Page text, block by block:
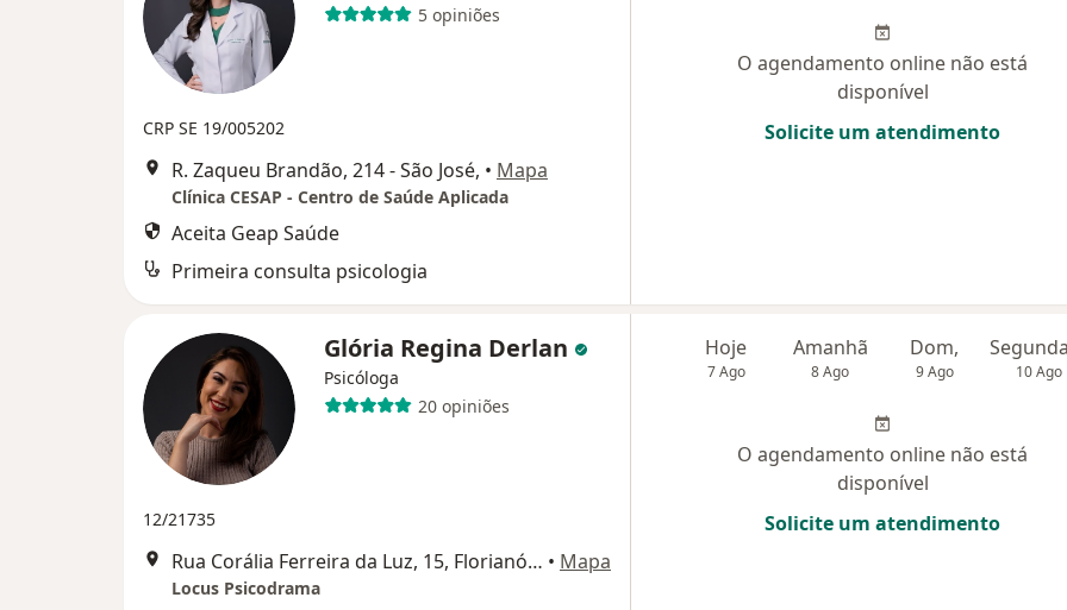
5 opiniões
CRP SE 19/005202
R. Zaqueu Brandão, 214 - São José, • Mapa
Clínica CESAP - Centro de Saúde Aplicada
Aceita Geap Saúde
Primeira consulta psicologia
O agendamento online não está
disponível
Solicite um atendimento
Glória Regina Derlan
Psicóloga
20 opiniões
12/21735
Rua Corália Ferreira da Luz, 15, Florianópolis • Mapa
Locus Psicodrama
Hoje
7 Ago
Amanhã
8 Ago
Dom,
9 Ago 10 Ago
O agendamento online não está
disponível
Solicite um atendimento